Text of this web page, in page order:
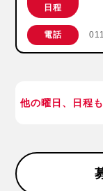
日程
電話
他の曜日、日程も